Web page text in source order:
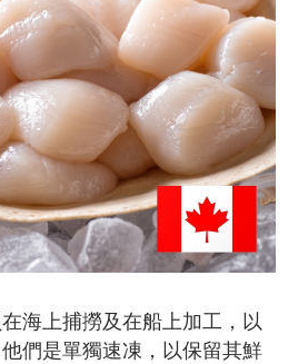
海上捕撈及在船上加工，以
們是單獨速凍，以保留其鮮